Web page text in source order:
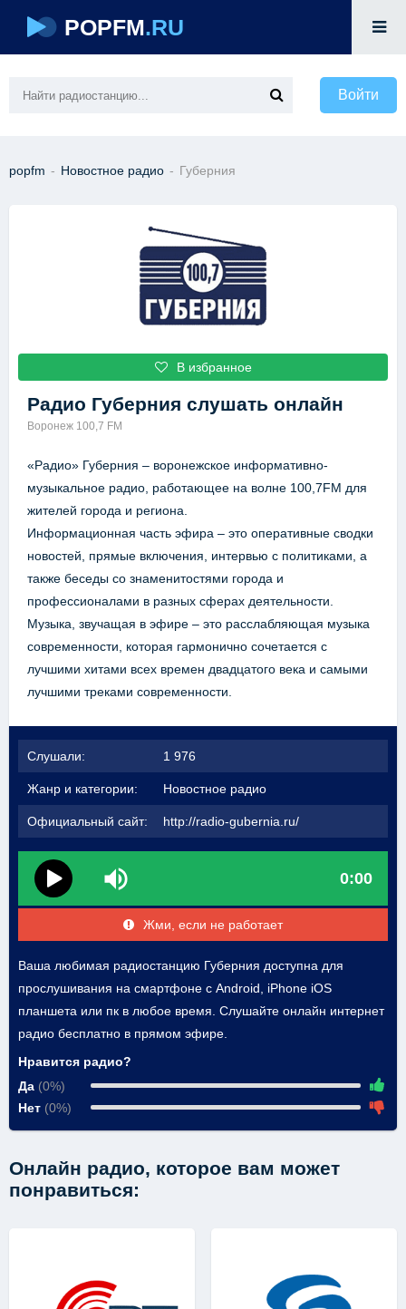
POPFM.RU
Войти
popfm - Новостное радио - Губерния
В избранное
Радио Губерния слушать онлайн
Воронеж 100,7 FM
«Радио» Губерния – воронежское информативно-
музыкальное радио, работающее на волне 100,7FM для
жителей города и региона.
Информационная часть эфира – это оперативные сводки
новостей, прямые включения, интервью с политиками, а
также беседы со знаменитостями города и
профессионалами в разных сферах деятельности.
Музыка, звучащая в эфире – это расслабляющая музыка
современности, которая гармонично сочетается с
лучшими хитами всех времен двадцатого века и самыми
лучшими треками современности.
Слушали: 1 976
Жанр и категории: Новостное радио
Официальный сайт: http://radio-gubernia.ru/
0:00
Жми, если не работает
Ваша любимая радиостанцию Губерния доступна для
прослушивания на смартфоне с Android, iPhone iOS
планшета или пк в любое время. Слушайте онлайн интернет
радио бесплатно в прямом эфире.
Нравится радио?
Да (0%)
Нет (0%)
Онлайн радио, которое вам может
понравиться: